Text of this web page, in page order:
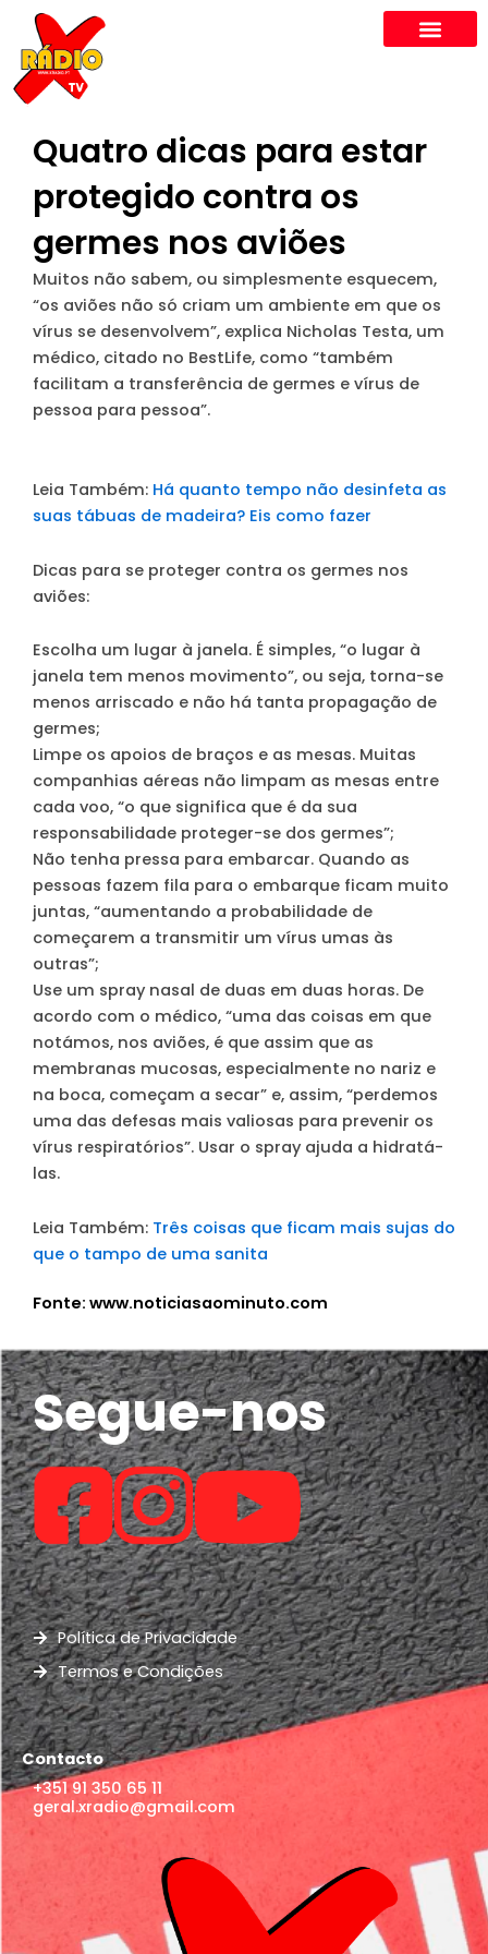
content
Quatro dicas para estar
protegido contra os
germes nos aviões
Muitos não sabem, ou simplesmente esquecem,
“os aviões não só criam um ambiente em que os
vírus se desenvolvem”, explica Nicholas Testa, um
médico, citado no BestLife, como “também
facilitam a transferência de germes e vírus de
pessoa para pessoa”.
Leia Também: Há quanto tempo não desinfeta as
suas tábuas de madeira? Eis como fazer
Dicas para se proteger contra os germes nos
aviões:
Escolha um lugar à janela. É simples, “o lugar à
janela tem menos movimento”, ou seja, torna-se
menos arriscado e não há tanta propagação de
germes;
Limpe os apoios de braços e as mesas. Muitas
companhias aéreas não limpam as mesas entre
cada voo, “o que significa que é da sua
responsabilidade proteger-se dos germes”;
Não tenha pressa para embarcar. Quando as
pessoas fazem fila para o embarque ficam muito
juntas, “aumentando a probabilidade de
começarem a transmitir um vírus umas às
outras”;
Use um spray nasal de duas em duas horas. De
acordo com o médico, “uma das coisas em que
notámos, nos aviões, é que assim que as
membranas mucosas, especialmente no nariz e
na boca, começam a secar” e, assim, “perdemos
uma das defesas mais valiosas para prevenir os
vírus respiratórios”. Usar o spray ajuda a hidratá-
las.
Leia Também: Três coisas que ficam mais sujas do
que o tampo de uma sanita
Fonte: www.noticiasaominuto.com
Segue-nos
Política de Privacidade
Termos e Condições
Contacto
+351 91 350 65 11
geral.xradio@gmail.com